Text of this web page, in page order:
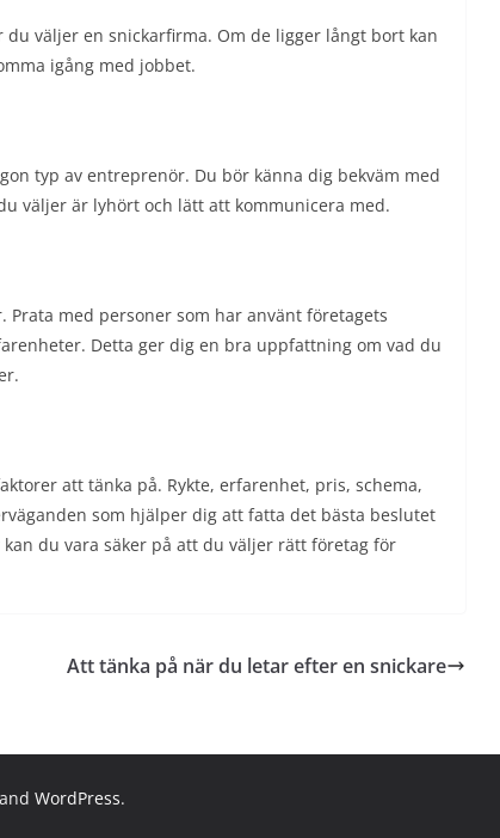
väljer en snickarfirma. Om de ligger långt bort kan
igång med jobbet.
typ av entreprenör. Du bör känna dig bekväm med
väljer är lyhört och lätt att kommunicera med.
med personer som har använt företagets
Detta ger dig en bra uppfattning om vad du
att tänka på. Rykte, erfarenhet, pris, schema,
som hjälper dig att fatta det bästa beslutet
du vara säker på att du väljer rätt företag för
Att tänka på när du letar efter en snickare
and WordPress.